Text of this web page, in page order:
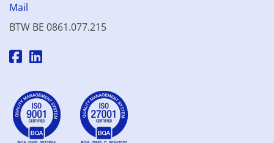
Mail
BTW BE 0861.077.215